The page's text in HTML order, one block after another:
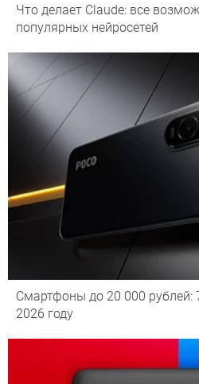
Что делает Сlaude: все
популярных нейросетей
Смартфоны до 20 000 рублей:
2026 году